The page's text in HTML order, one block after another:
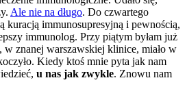
Ale nie na długo. Do czwartego
kuracją immunosupresyjną i pewnością,
immunolog. Przy piątym byłam już
w znanej warszawskiej klinice, miało w
Kiedy ktoś mnie pyta jak nam
u nas jak zwykle. Znowu nam